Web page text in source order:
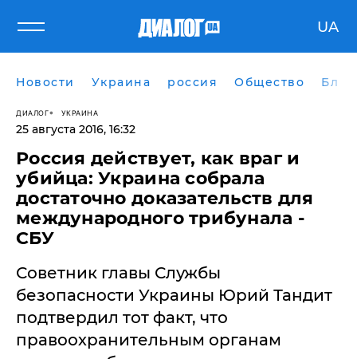
UA
Новости Украина россия Общество
ДИАЛОГ УКРАИНА
25 августа 2016, 16:32
Россия действует, как враг и
убийца: Украина собрала
достаточно доказательств для
международного трибунала -
СБУ
Советник главы Службы
безопасности Украины Юрий Тандит
подтвердил тот факт, что
правоохранительным органам